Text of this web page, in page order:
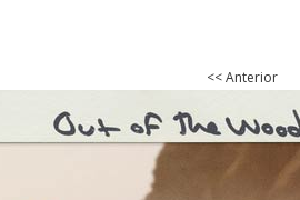
<< Anterior